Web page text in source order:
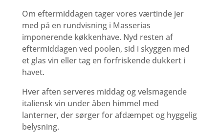
Om eftermiddagen tager vores værtinde jer
med på en rundvisning i Masserias
imponerende køkkenhave. Nyd resten af
eftermiddagen ved poolen, sid i skyggen med
et glas vin eller tag en forfriskende dukkert i
havet.
Hver aften serveres middag og velsmagende
italiensk vin under åben himmel med
lanterner, der sørger for afdæmpet og hyggelig
belysning.